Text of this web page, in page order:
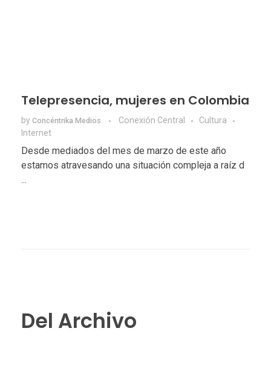
Telepresencia, mujeres en Colombia
by Concéntrika Medios Conexión Central
Cultura
Internet
Desde mediados del mes de marzo de este año
estamos atravesando una situación compleja a raíz d
...
Del Archivo